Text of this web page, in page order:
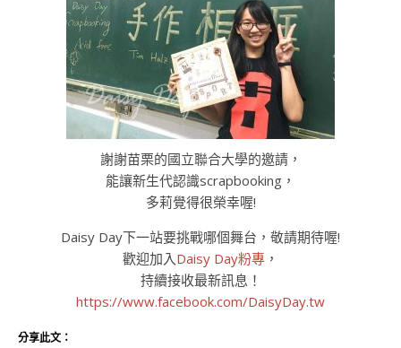
謝謝苗栗的國立聯合大學的邀請，
能讓新生代認識scrapbooking，
多莉覺得很榮幸喔!
Daisy Day下一站要挑戰哪個舞台，敬請期待喔!
歡迎加入Daisy Day粉專 ，
持續接收最新訊息！
https://www.facebook.com/DaisyDay.tw
分享此文：